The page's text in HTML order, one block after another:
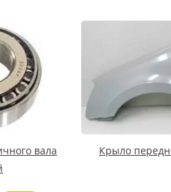
вала
Крыло